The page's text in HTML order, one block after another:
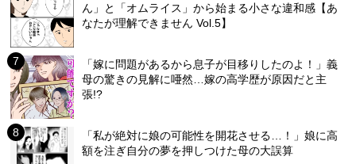
ん」と「オムライス」から始まる小さな違和感【あ
なたが理解できません Vol.5】
「嫁に問題があるから息子が目移りしたのよ！」義
母の驚きの見解に唖然…嫁の高学歴が原因だと主
張!?
「私が絶対に娘の可能性を開花させる…！」娘に高
額を注ぎ自分の夢を押しつけた母の大誤算